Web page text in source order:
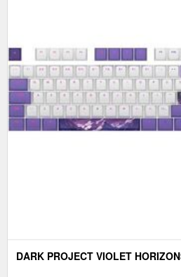
DARK PROJECT VIOLET